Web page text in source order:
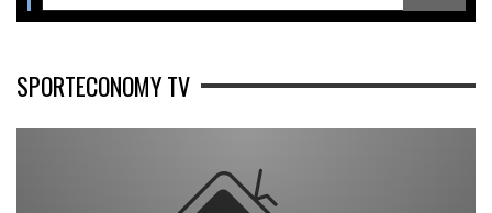
SPORTECONOMY TV